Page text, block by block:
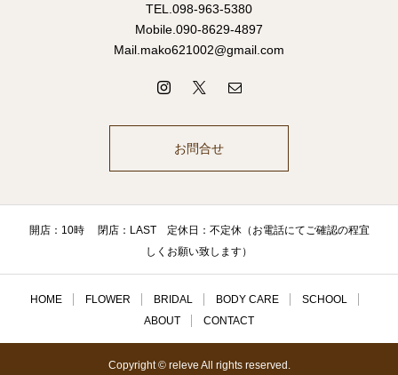
TEL.098-963-5380
Mobile.090-8629-4897
Mail.mako621002@gmail.com
お問合せ
開店：10時 閉店：LAST 定休日：不定休（お電話にてご確認の程宜
しくお願い致します）
HOME FLOWER BRIDAL BODY CARE
SCHOOL
ABOUT
CONTACT
Copyright © releve All rights reserved.